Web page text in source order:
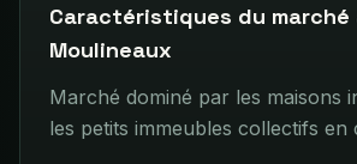
Caractéristiques du marché
Moulineaux
Marché dominé par les maisons
les petits immeubles collectifs en